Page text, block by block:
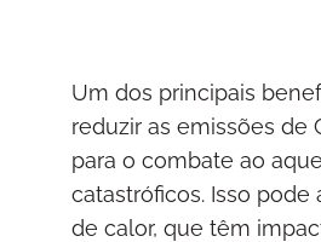
Um dos principais
reduzir as emissões de
para o combate ao
catastróficos. Isso
de calor, que têm